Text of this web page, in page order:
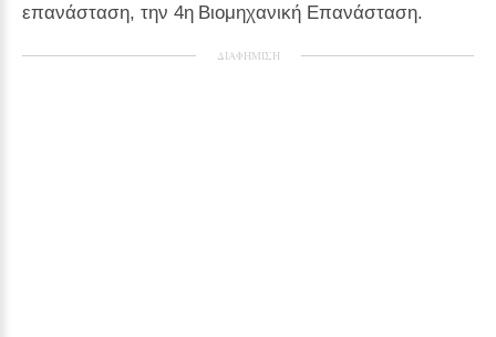
επανάσταση, την 4η Βιομηχανική Επανάσταση.
ΔΙΑΦΗΜΙΣΗ